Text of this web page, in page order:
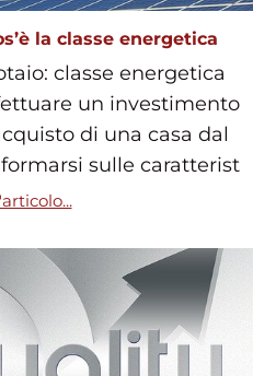
la classe energetica
classe energetica
un investimento
di una casa dal
sulle caratterist